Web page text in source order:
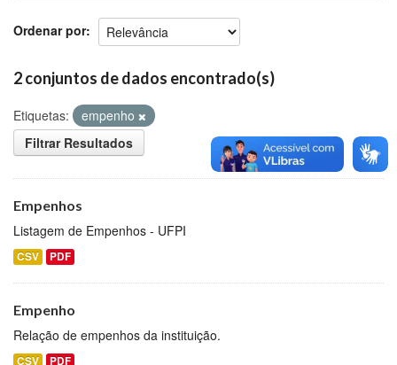
Ordenar por
2 conjuntos de dados encontrado(s)
Etiquetas:
empenho
Filtrar Resultados
Empenhos
Listagem de Empenhos - UFPI
CSV PDF
Empenho
Relação de empenhos da instituição.
CSV PDF